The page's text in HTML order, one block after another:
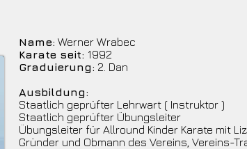
Name: Werner Wrabec
Karate seit: 1992
Graduierung: 2. Dan
Ausbildung:
Staatlich geprüfter Lehrwart ( Instruktor )
Staatlich geprüfter Übungsleiter
Übungsleiter für Allround Kinder Karate mit
Gründer und Obmann des Vereins, Vereins-